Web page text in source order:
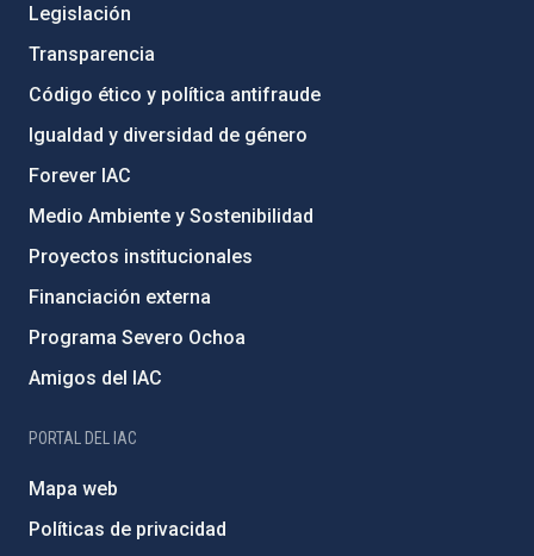
Legislación
Transparencia
Código ético y política antifraude
Igualdad y diversidad de género
Forever IAC
Medio Ambiente y Sostenibilidad
Proyectos institucionales
Financiación externa
Programa Severo Ochoa
Amigos del IAC
PORTAL DEL IAC
Mapa web
Políticas de privacidad